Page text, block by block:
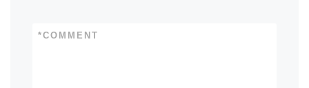
COMMENT
*